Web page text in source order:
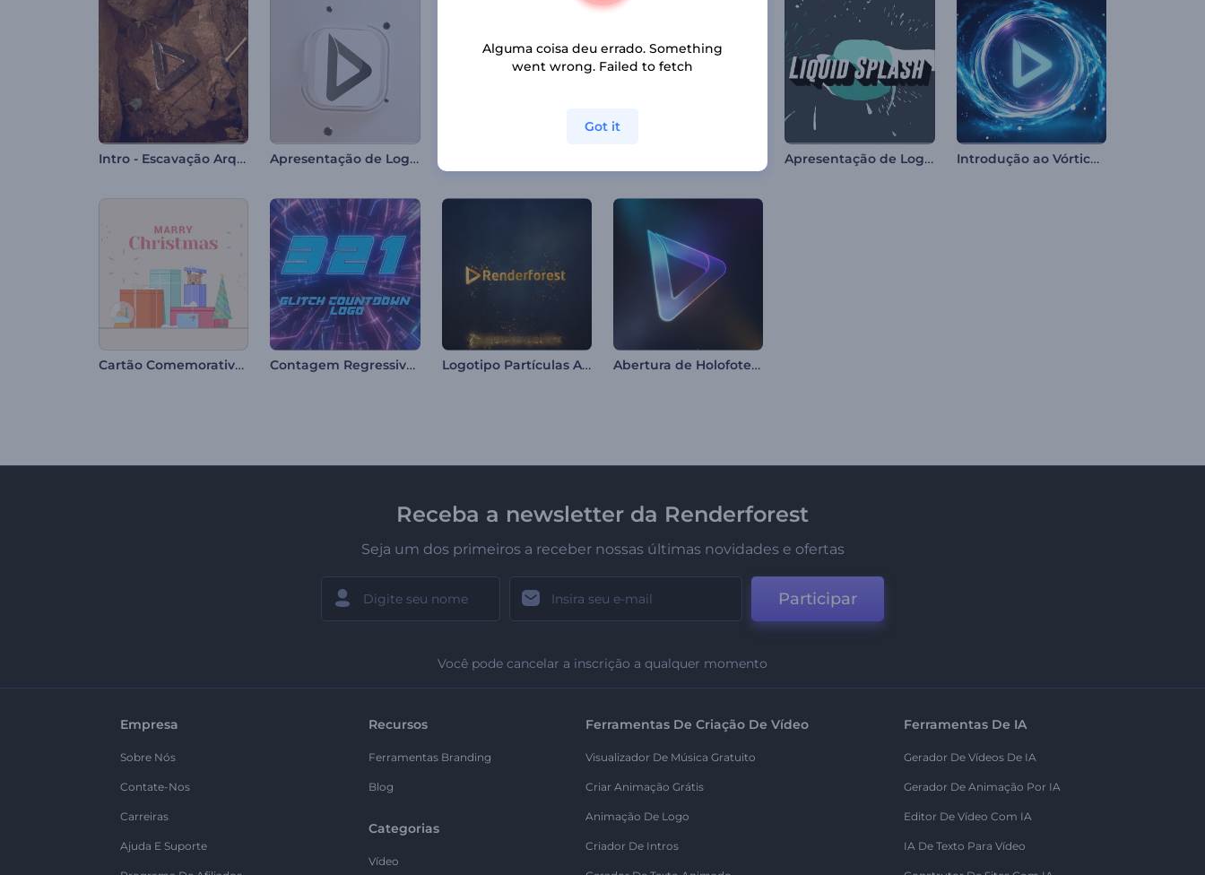
Intro - Escavação Arqueológica Apresentação de Logo - Rotação Minimalista Apresentação de Logo - Respingos de Água Introdução ao Vórtice de Energia
Cartão Comemorativo de Natal Contagem Regressiva com Logo Logotipo Partículas Ambientais Abertura de Holofotes de Neon
Receba a newsletter da Renderforest
Seja um dos primeiros a receber nossas últimas novidades e ofertas
Participar
Você pode cancelar a inscrição a qualquer momento
Empresa
Sobre Nós
Contate-Nos
Carreiras
Ajuda E Suporte
Recursos
Ferramentas Branding
Blog
Categorias
Vídeo
Ferramentas De Criação De Vídeo
Visualizador De Música Gratuito
Criar Animação Grátis
Animação De Logo
Criador De Intros
Ferramentas De IA
Gerador De Vídeos De IA
Gerador De Animação Por IA
Editor De Vídeo Com IA
IA De Texto Para Vídeo
Alguma coisa deu errado. Something
went wrong. Failed to fetch
Got it